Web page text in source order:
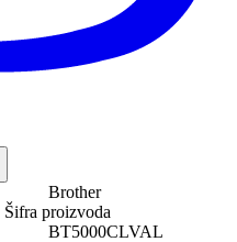
Brother
Šifra proizvoda
BT5000CLVAL